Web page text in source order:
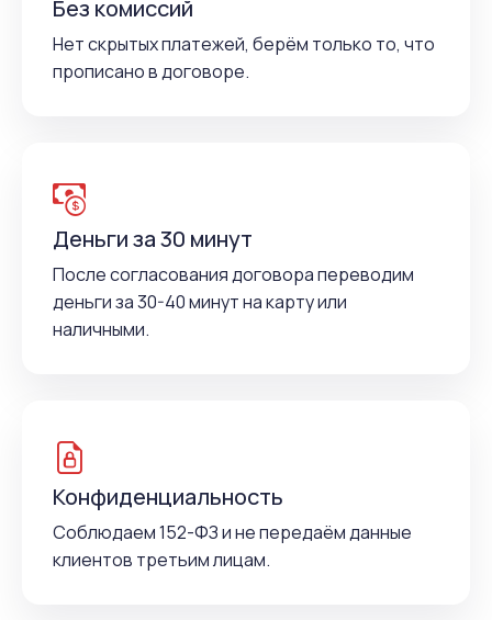
Без комиссий
Нет скрытых платежей, берём только то, что
прописано в договоре.
Деньги за 30 минут
После согласования договора переводим
деньги за 30-40 минут на карту или
наличными.
Конфиденциальность
Соблюдаем 152-ФЗ и не передаём данные
клиентов третьим лицам.